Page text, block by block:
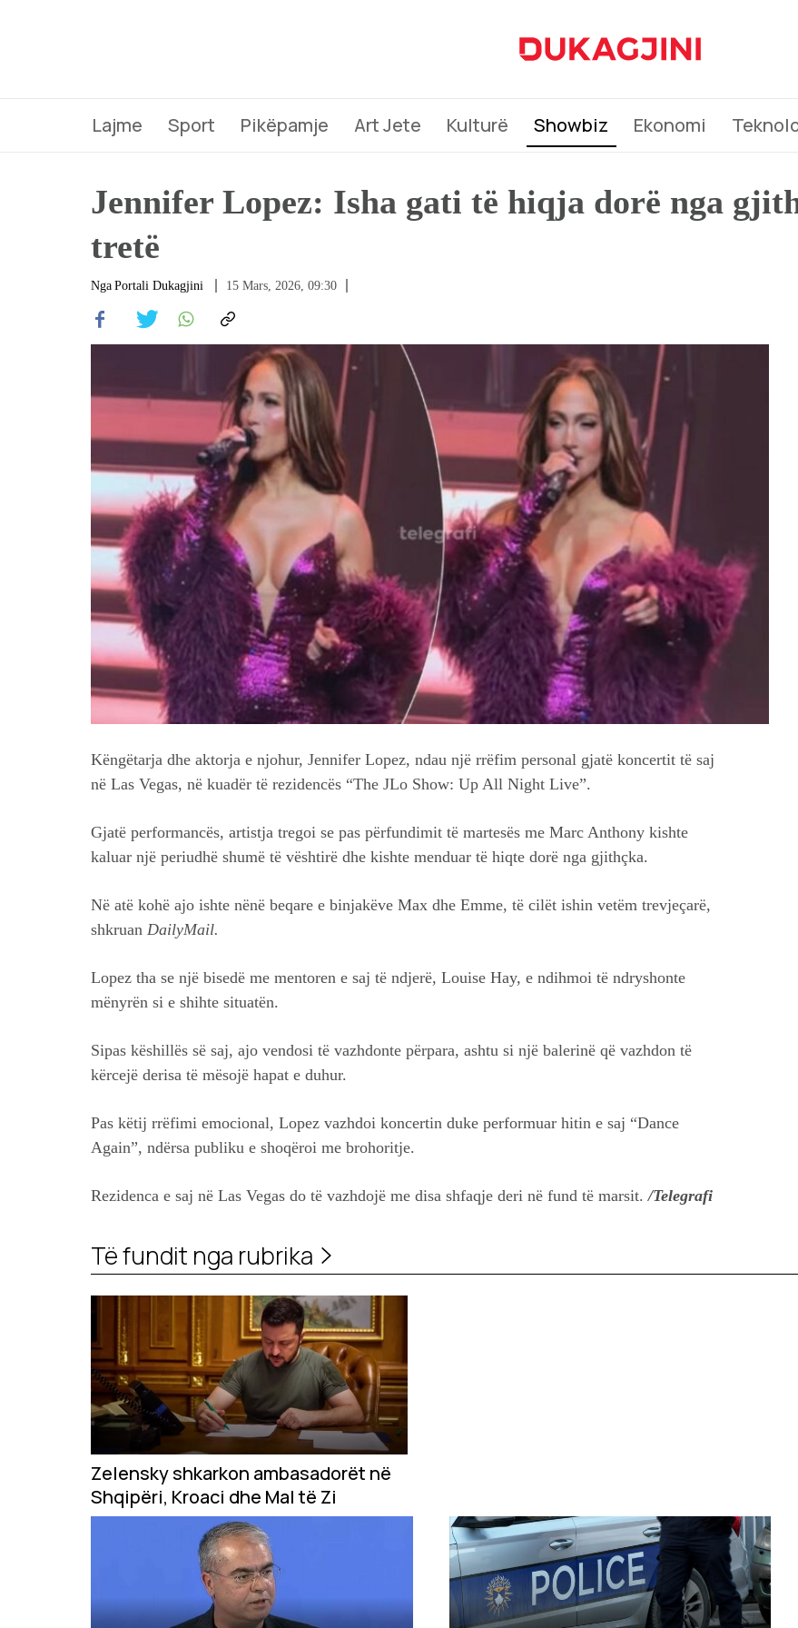
Lajme Sport Pikëpamje Art Jete Kulturë Showbiz Ekonomi
Jennifer Lopez: Isha gati të hiqja dorë nga
tretë
Nga Portali Dukagjini 15 Mars, 2026, 09:30
Këngëtarja dhe aktorja e njohur, Jennifer Lopez, ndau një rrëfim personal gjatë koncertit të saj
në Las Vegas, në kuadër të rezidencës “The JLo Show: Up All Night Live”.
Gjatë performancës, artistja tregoi se pas përfundimit të martesës me Marc Anthony kishte
kaluar një periudhë shumë të vështirë dhe kishte menduar të hiqte dorë nga gjithçka.
Në atë kohë ajo ishte nënë beqare e binjakëve Max dhe Emme, të cilët ishin vetëm trevjeçarë,
shkruan DailyMail.
Lopez tha se një bisedë me mentoren e saj të ndjerë, Louise Hay, e ndihmoi të ndryshonte
mënyrën si e shihte situatën.
Sipas këshillës së saj, ajo vendosi të vazhdonte përpara, ashtu si një balerinë që vazhdon të
kërcejë derisa të mësojë hapat e duhur.
Pas këtij rrëfimi emocional, Lopez vazhdoi koncertin duke performuar hitin e saj “Dance
Again”, ndërsa publiku e shoqëroi me brohoritje.
Rezidenca e saj në Las Vegas do të vazhdojë me disa shfaqje deri në fund të marsit./Telegrafi
Të fundit nga rubrika
Zelensky shkarkon ambasadorët në
Shqipëri, Kroaci dhe Mal të Zi